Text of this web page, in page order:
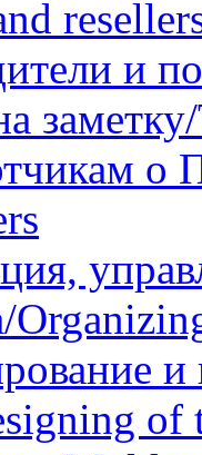
и
о
и
of